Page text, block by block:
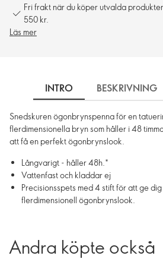
Fri frakt när du köper utvalda
550 kr.
Läs mer
INTRO BESKRIVNING
Snedskuren ögonbrynspenna för en
flerdimensionella bryn som håller i 48
att få en perfekt ögonbrynslook.
Långvarigt - håller 48h.*
Vattenfast och kladdar ej
Precisionsspets med 4 stift för att ge
flerdimensionell ögonbrynslook.
Andra köpte också